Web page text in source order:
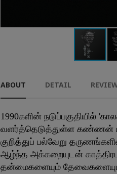
ABOUT DETAIL
1990களின் நடுப்பகுதியில்
வளர்த்தெடுத்துள்ள கண்ணன்
குறித்துப் பல்வேறு
ஆழ்ந்த அக்கறையுடன்
தன்மைகளையும் தேவைகளையும்